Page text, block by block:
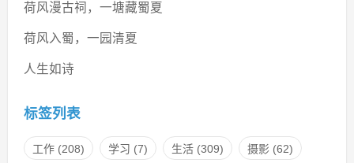
荷风漫古祠，一塘藏蜀夏
荷风入蜀，一园清夏
人生如诗
标签列表
工作(208) 学习 (7) 生活(309) 摄影(62)